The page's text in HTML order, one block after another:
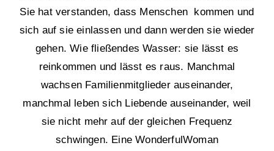
Sie hat verstanden, dass Menschen kommen und
sich auf sie einlassen und dann werden sie wieder
gehen. Wie fließendes Wasser: sie lässt es
reinkommen und lässt es raus. Manchmal
wachsen Familienmitglieder auseinander,
manchmal leben sich Liebende auseinander, weil
sie nicht mehr auf der gleichen Frequenz
schwingen. Eine WonderfulWoman